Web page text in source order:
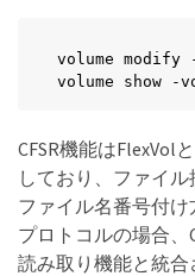
volume modify
volume show -
CFSR機能はFlexVol
しており、ファイ
ファイル名番号付け
プロトコルの場合、
読み取り機能と統